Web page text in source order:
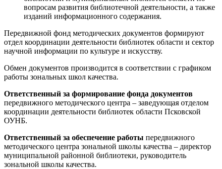
вопросам развития библиотечной деятельности, а также
изданий информационного содержания.
Передвижной фонд методических документов формируют
отдел координации деятельности библиотек области и сектор
научной информации по культуре и искусству.
Обмен документов производится в соответствии с графиком
работы зональных школ качества.
Ответственный за формирование фонда документов
передвижного методического центра – заведующая отделом
координации деятельности библиотек области Псковской
ОУНБ.
Ответственный за обеспечение работы передвижного
методического центра зональной школы качества – директор
муниципальной районной библиотеки, руководитель
зональной школы качества.